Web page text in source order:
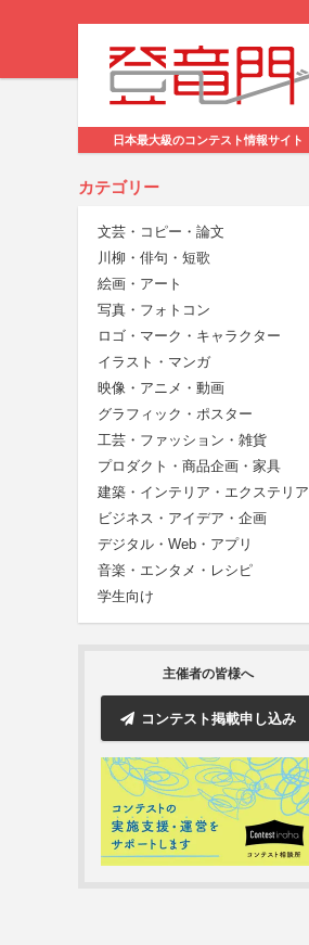
日本最大級のコンテスト情報サイト
カテゴリー
文芸・コピー・論文
川柳・俳句・短歌
絵画・アート
写真・フォトコン
ロゴ・マーク・キャラクター
イラスト・マンガ
映像・アニメ・動画
グラフィック・ポスター
工芸・ファッション・雑貨
プロダクト・商品企画・家具
建築・インテリア・エクステリア
ビジネス・アイデア・企画
デジタル・Web・アプリ
音楽・エンタメ・レシピ
学生向け
主催者の皆様へ
コンテスト掲載申し込み